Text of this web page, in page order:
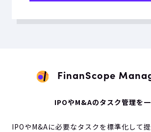
FinanScope
IPOやM&Aのタスク管理を
IPOやM&Aに必要なタスクを標準化して